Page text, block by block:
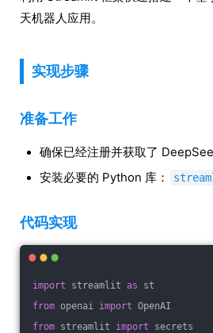
天机器人应用。
实现步骤
准备工作
确保已经注册并获取了
安装必要的 Python 库：
代码实现
import streamlit as st
from openai import OpenAI
from streamlit import secrets